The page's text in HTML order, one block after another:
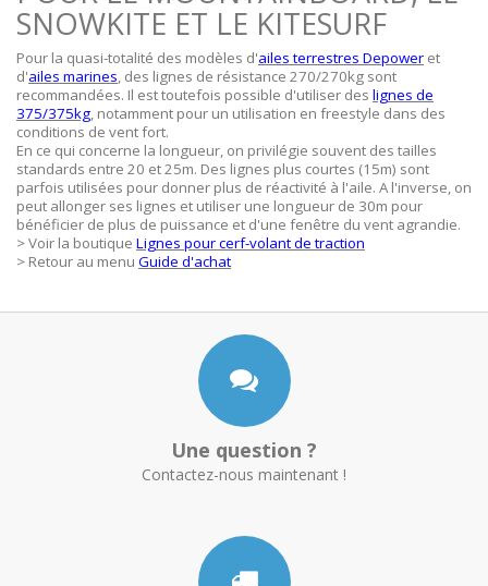
SNOWKITE ET LE KITESURF
Pour la quasi-totalité des modèles d'ailes terrestres Depower et
d'ailes marines, des lignes de résistance 270/270kg sont
recommandées. Il est toutefois possible d'utiliser des lignes de
375/375kg, notamment pour un utilisation en freestyle dans des
conditions de vent fort.
En ce qui concerne la longueur, on privilégie souvent des tailles
standards entre 20 et 25m. Des lignes plus courtes (15m) sont
parfois utilisées pour donner plus de réactivité à l'aile. A l'inverse, on
peut allonger ses lignes et utiliser une longueur de 30m pour
bénéficier de plus de puissance et d'une fenêtre du vent agrandie.
> Voir la boutique Lignes pour cerf-volant de traction
> Retour au menu Guide d'achat
Une question ?
Contactez-nous maintenant !